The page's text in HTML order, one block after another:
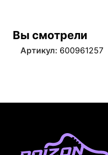
Вы смотрели
Артикул: 600961257